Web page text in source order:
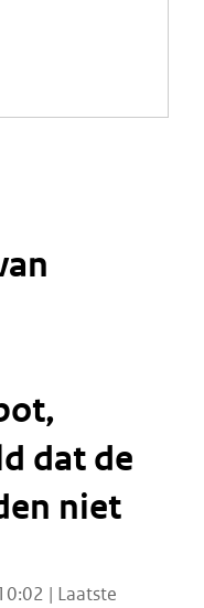
dat de
niet
| Laatste